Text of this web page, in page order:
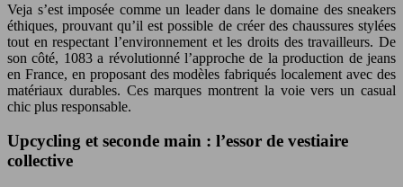
Veja s’est imposée comme un leader dans le domaine des sneakers
éthiques, prouvant qu’il est possible de créer des chaussures stylées
tout en respectant l’environnement et les droits des travailleurs. De
son côté, 1083 a révolutionné l’approche de la production de jeans
en France, en proposant des modèles fabriqués localement avec des
matériaux durables. Ces marques montrent la voie vers un casual
chic plus responsable.
Upcycling et seconde main : l’essor de vestiaire
collective